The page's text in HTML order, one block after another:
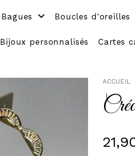
Bagues Boucles d'oreilles
Bijoux personnalisés Cartes
ACCUEIL